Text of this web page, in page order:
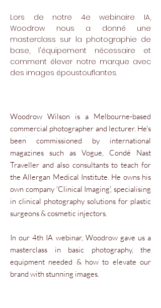
Lors de notre 4e webinaire IA,
Woodrow nous a donné une
masterclass sur la photographie de
base, l'équipement nécessaire et
comment élever notre marque avec
des images époustouflantes.
Woodrow Wilson is a Melbourne-based
commercial photographer and lecturer. He's
been commissioned by international
magazines such as Vogue, Condé Nast
Traveller and also consultants to teach for
the Allergan Medical Institute. He owns his
own company 'Clinical Imaging', specialising
in clinical photography solutions for plastic
surgeons & cosmetic injectors.
In our 4th IA webinar, Woodrow gave us a
masterclass in basic photography, the
equipment needed & how to elevate our
brand with stunning images.